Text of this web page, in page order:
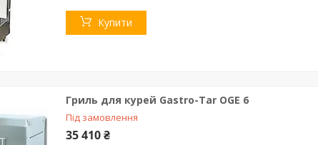
Купити
Гриль для курей Gastro-Tar OGE 6
Під замовлення
35 410 ₴